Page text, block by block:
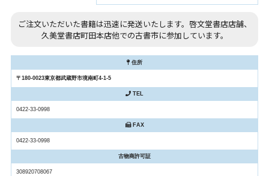
ご注文いただいた書籍は迅速に発送いたします。啓文堂書店店舗、
久美堂書店町田本店他での古書市に参加しています。
住所
〒180-0023東京都武蔵野市境南町4-1-5
TEL
0422-33-0998
FAX
0422-33-0998
古物商許可証
308920708067